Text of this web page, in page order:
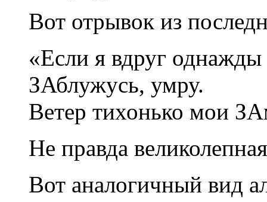
Вот отрывок из
«Если я вдруг
ЗАблужусь, умру.
Ветер тихонько мои
Не правда
Вот аналогичный вид